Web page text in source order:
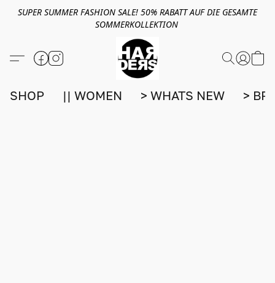
SUPER SUMMER FASHION SALE! 50% RABATT AUF DIE GESAMTE
SOMMERKOLLEKTION
SHOP || WOMEN > WHATS NEW >